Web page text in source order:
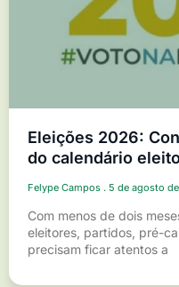
Eleições 2026:
do calendário
Felype Campos 5 de agosto
Com menos de dois
eleitores, partidos, pré-
precisam ficar atentos a